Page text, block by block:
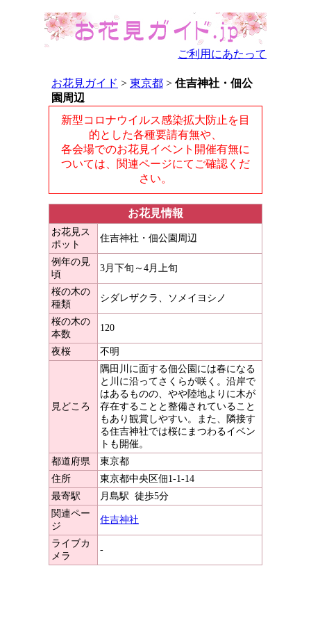
ご利用にあたって
お花見ガイド > 東京都 > 住吉神社・佃公
園周辺
新型コロナウイルス感染拡大防止を目
的とした各種要請有無や、
各会場でのお花見イベント開催有無に
ついては、関連ページにてご確認くだ
さい。
お花見情報
お花見ス
ポット
住吉神社・佃公園周辺
例年の見
頃
3月下旬～4月上旬
桜の木の
種類
シダレザクラ、ソメイヨシノ
桜の木の
本数
120
夜桜 不明
見どころ
隅田川に面する佃公園には春になる
と川に沿ってさくらが咲く。沿岸で
はあるものの、やや陸地よりに木が
存在することと整備されていること
もあり観賞しやすい。また、隣接す
る住吉神社では桜にまつわるイベン
トも開催。
都道府県
東京都
住所
東京都中央区佃1-1-14
最寄駅
月島駅 徒歩5分
関連ペー
ジ
住吉神社
ライブカ
メラ
-